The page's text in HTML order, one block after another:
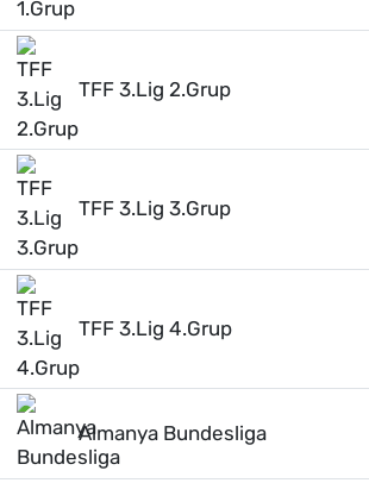
TFF 3.Lig 2.Grup
TFF 3.Lig 3.Grup
TFF 3.Lig 4.Grup
Almanya Bundesliga